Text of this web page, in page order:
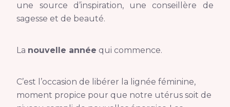
une source d’inspiration, une conseillère de
sagesse et de beauté.
La nouvelle année qui commence.
C’est l’occasion de libérer la lignée féminine,
moment propice pour que notre utérus soit de